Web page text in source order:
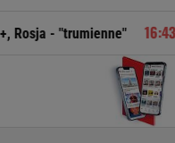
Pudło